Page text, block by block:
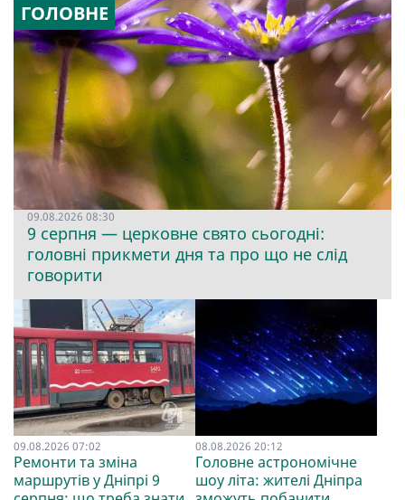
ГОЛОВНЕ
09.08.2026 08:30
9 серпня — церковне свято сьогодні:
головні прикмети дня та про що не слід
говорити
09.08.2026 07:02
Ремонти та зміна
маршрутів у Дніпрі 9
08.08.2026 20:12
Головне астрономічне
шоу літа: жителі Дніпра